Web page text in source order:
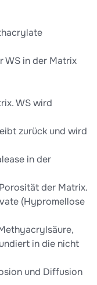
WS in der Matrix
WS wird
zurück und wird
in der
der Matrix.
(Hypromellose
in die nicht
und Diffusion